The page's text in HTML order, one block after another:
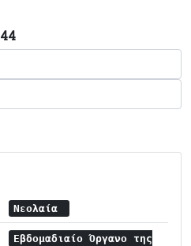
44
Νεολαία
Εβδομαδιαίο Όργανο της